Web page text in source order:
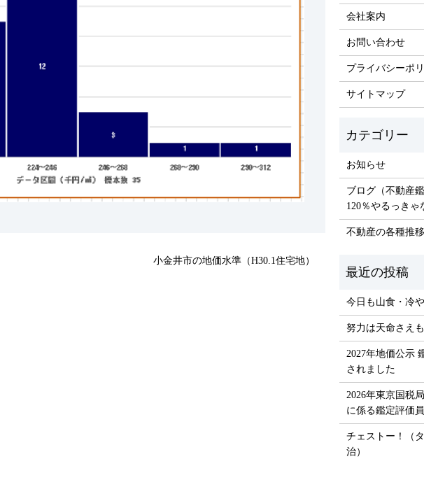
小金井市の地価水準（H30.1住宅地）
会社案内
お問い合わせ
プライバシーポ
サイトマップ
お知らせ
ブログ（不動産
120％やるっきゃ
不動産の各種推移
今日も山食・冷
努力は天命さえ
2027年地価公示
されました
2026年東京国税
に係る鑑定評価
チェストー！（
治）